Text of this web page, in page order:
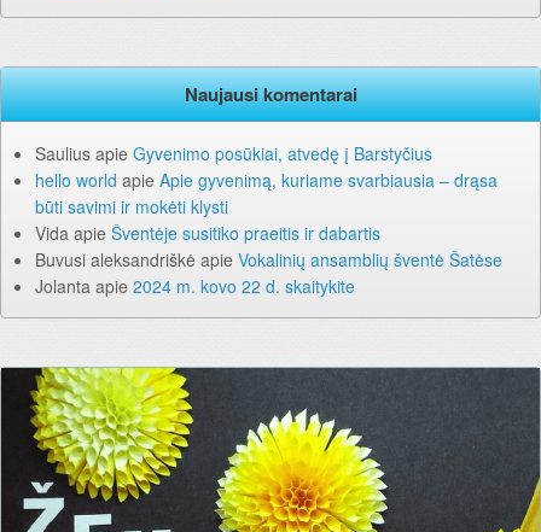
Naujausi komentarai
Saulius apie Gyvenimo posūkiai, atvedę į Barstyčius
hello world apie Apie gyvenimą, kuriame svarbiausia – drąsa
būti savimi ir mokėti klysti
Vida apie Šventėje susitiko praeitis ir dabartis
Buvusi aleksandriškė apie Vokalinių ansamblių šventė Šatėse
Jolanta apie 2024 m. kovo 22 d. skaitykite